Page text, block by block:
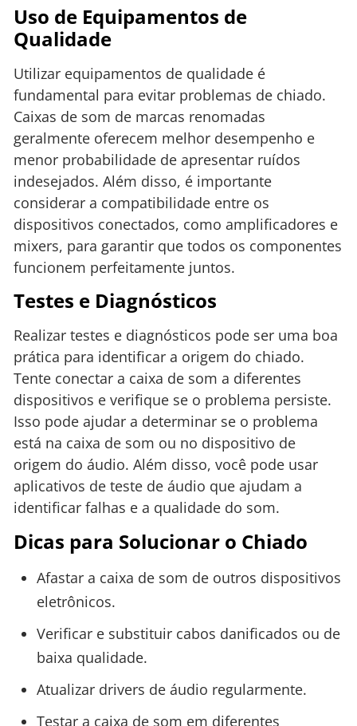
Uso de Equipamentos de
Qualidade
Utilizar equipamentos de qualidade é
fundamental para evitar problemas de chiado.
Caixas de som de marcas renomadas
geralmente oferecem melhor desempenho e
menor probabilidade de apresentar ruídos
indesejados. Além disso, é importante
considerar a compatibilidade entre os
dispositivos conectados, como amplificadores e
mixers, para garantir que todos os componentes
funcionem perfeitamente juntos.
Testes e Diagnósticos
Realizar testes e diagnósticos pode ser uma boa
prática para identificar a origem do chiado.
Tente conectar a caixa de som a diferentes
dispositivos e verifique se o problema persiste.
Isso pode ajudar a determinar se o problema
está na caixa de som ou no dispositivo de
origem do áudio. Além disso, você pode usar
aplicativos de teste de áudio que ajudam a
identificar falhas e a qualidade do som.
Dicas para Solucionar o Chiado
Afastar a caixa de som de outros dispositivos
eletrônicos.
Verificar e substituir cabos danificados ou de
baixa qualidade.
Atualizar drivers de áudio regularmente.
Testar a caixa de som em diferentes